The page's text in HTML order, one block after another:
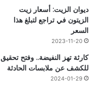
ديوان الزيت: أسعار زيت
الزيتون في تراجع لتبلغ هذا
السعر
2023-11-20
كارثة تهز النفيضة.. وفتح تحقيق
للكشف عن ملابسات الحادثة
2024-01-29